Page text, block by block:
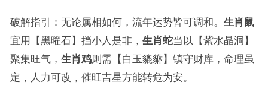
破解指引：无论属相如何，流年运势皆可调和。 生肖鼠
宜用【黑曜石】挡小人是非， 生肖蛇当以【紫水晶洞】
聚集旺气， 生肖鸡则需【白玉貔貅】镇守财库，命理虽
定，人力可改，催旺吉星方能转危为安。